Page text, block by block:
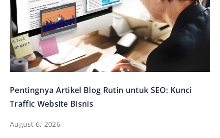
Pentingnya Artikel Blog Rutin untuk SEO: Kunci
Traffic Website Bisnis
August 6, 2026